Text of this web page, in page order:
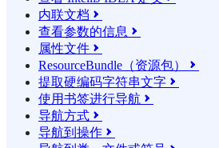
内联文档 
查看参数的信息 
属性文件 
ResourceBundle（资源包） 
提取硬编码字符串文字 
使用书签进行导航 
导航方式 
导航到操作 